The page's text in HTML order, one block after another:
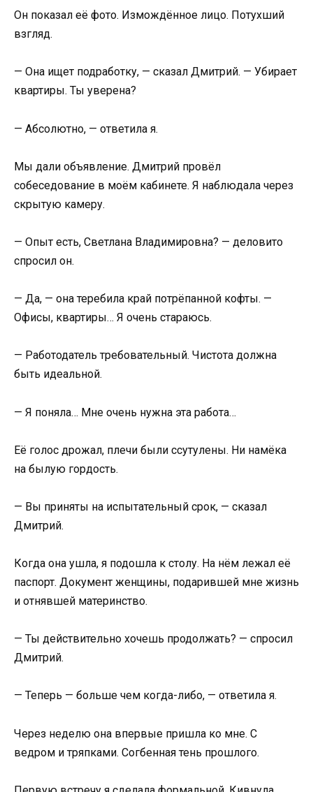
Он показал её фото. Измождённое лицо. Потухший
взгляд.
— Она ищет подработку, — сказал Дмитрий. — Убирает
квартиры. Ты уверена?
— Абсолютно, — ответила я.
Мы дали объявление. Дмитрий провёл
собеседование в моём кабинете. Я наблюдала через
скрытую камеру.
— Опыт есть, Светлана Владимировна? — деловито
спросил он.
— Да, — она теребила край потрёпанной кофты. —
Офисы, квартиры… Я очень стараюсь.
— Работодатель требовательный. Чистота должна
быть идеальной.
— Я поняла… Мне очень нужна эта работа…
Её голос дрожал, плечи были ссутулены. Ни намёка
на былую гордость.
— Вы приняты на испытательный срок, — сказал
Дмитрий.
Когда она ушла, я подошла к столу. На нём лежал её
паспорт. Документ женщины, подарившей мне жизнь
и отнявшей материнство.
— Ты действительно хочешь продолжать? — спросил
Дмитрий.
— Теперь — больше чем когда-либо, — ответила я.
Через неделю она впервые пришла ко мне. С
ведром и тряпками. Согбенная тень прошлого.